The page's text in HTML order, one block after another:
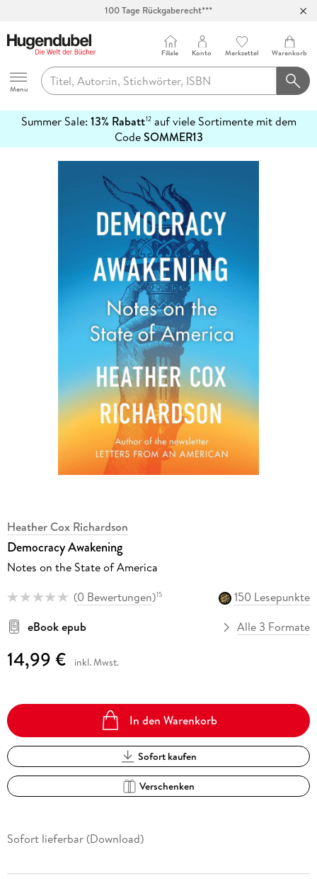
100 Tage Rückgaberecht***
Hugendubel
Menu
Filiale Konto Merkzettel Warenkorb
Summer Sale: 13% Rabatt12auf viele Sortimente mit dem
CodeSOMMER13
erfahren
Heather Cox Richardson
Democracy Awakening
Notes on the State of America
(0 Bewertungen)15
150 Lesepunkte
eBook epub
Alle 3 Formate
14,99 € inkl. Mwst.
In den Warenkorb
Sofort kaufen
Verschenken
Sofort lieferbar (Download)